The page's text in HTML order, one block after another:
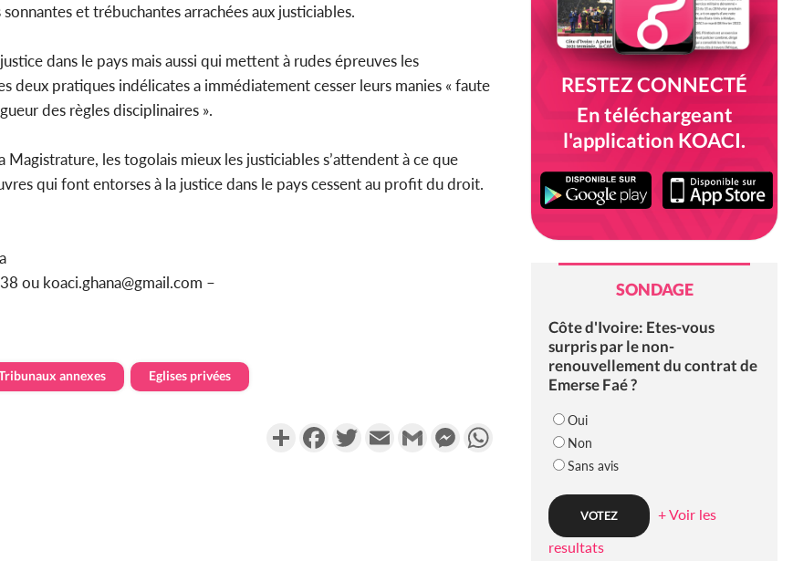
et trébuchantes arrachées aux justiciables.
dans le pays mais aussi qui mettent à rudes épreuves les
deux pratiques indélicates a immédiatement cesser leurs manies « faute
des règles disciplinaires ».
les togolais mieux les justiciables s’attendent à ce que
qui font entorses à la justice dans le pays cessent au profit du droit.
ou koaci.ghana@gmail.com –
annexes Eglises privées
PartagerFacebookTwitterEmail Gmail MessengerWhatsApp
RESTEZ CONNECTÉ
En téléchargeant
l'application KOACI.
SONDAGE
Côte d'Ivoire: Etes-vous
surpris par le non-
renouvellement du contrat de
Emerse Faé ?
Oui
Non
Sans avis
+ Voir les
resultats